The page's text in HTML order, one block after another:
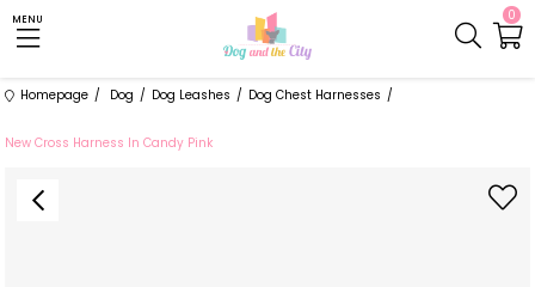
0
MENU
Homepage Dog Dog Leashes Dog Chest Harnesses
New Cross Harness In Candy Pink